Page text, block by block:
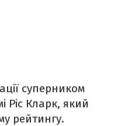
суперником
Ріс Кларк, який
рейтингу.